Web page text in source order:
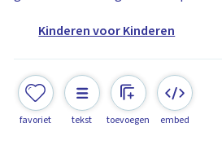
Kinderen voor Kinderen
favoriet tekst toevoegen embed